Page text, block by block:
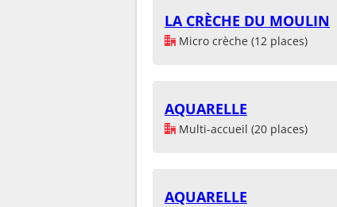
LA CRÈCHE DU MOULIN
Micro crèche (12 places)
AQUARELLE
Multi-accueil (20 places)
AQUARELLE